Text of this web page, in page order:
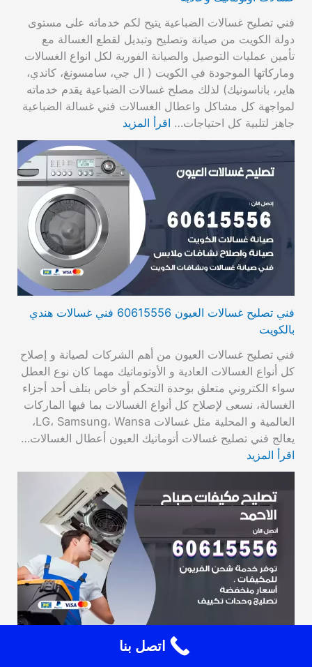
فني تصليح غسالات الضباعية يتيح لكم خدماته على مستوى
دولة الكويت من صيانة وتصليح وتبديل لقطع الغسالة مع
تأمين عمليات التوصيل والصيانة الفورية لكل انواع الغسالات
وماركاتها الموجودة في الكويت ( ال جي، سامسونغ، كاندي،
هاير، باناسونيك) لذلك مصلح غسالات الضباعية يقدم خدماته
لمواجهة كل مشاكل واعطال الغسالات فني غسالة الضباعية
جاهز لتلبية كل احتياجات… اقرأ المزيد
فني تصليح غسالات العيون 60615556 فني غسالات هندي
بالكويت
فني تصليح غسالات العيون من أهم الشركات لصيانة و إصلاح
كل أنواع الغسالات العادية و الأوتوماتيك مهما كان نوع العطل
سواء الكتروني متعلق بوحدة التحكم أو خاص بتلف أحد أجزاء
الغسالة، نسعى لإصلاح كل أنواع الغسالات بما فيها الماركات
العالمية و المحلية مثل غسالات LG، Samsung، Wansa،
يعالج فني تصليح غسالات أتوماتيك العيون أعطال الغسالات…
اقرأ المزيد
اتصل بنا